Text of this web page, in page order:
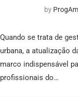
by
Quando se trata de
urbana, a atualização
marco indispensável
profissionais do…